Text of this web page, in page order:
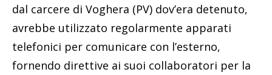
dal carcere di Voghera (PV) dov’era detenuto,
avrebbe utilizzato regolarmente apparati
telefonici per comunicare con l’esterno,
fornendo direttive ai suoi collaboratori per la